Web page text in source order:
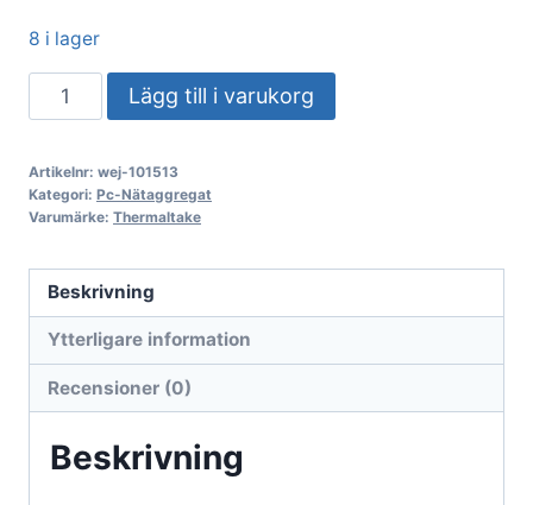
8 i lager
PC-
nätaggregat
Toughpower
PT
ATX3.1/GEN5
80+P
PS-
0850FNFAPE-
mängd
Lägg till i varukorg
Artikelnr: wej-101513
Kategori: Pc-Nätaggregat
Varumärke: Thermaltake
Beskrivning
Ytterligare information
Recensioner (0)
Beskrivning